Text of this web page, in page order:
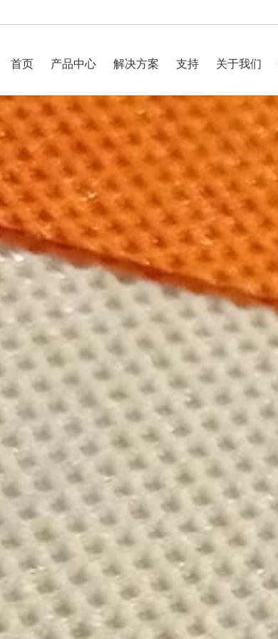
首页 产品中心 解决方案 支持 关于我们